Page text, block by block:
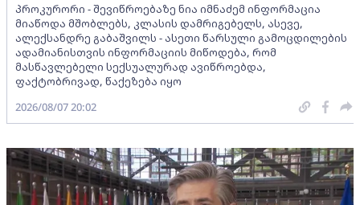
პროკურორი - შევიწროებაზე ნია იმნაძემ ინფორმაცია
მიაწოდა მშობლებს, კლასის დამრიგებელს, ასევე,
ალექსანდრე გაბაშვილს - ასეთი წარსული გამოცდილების
ადამიანისთვის ინფორმაციის მიწოდება, რომ
მასწავლებელი სექსუალურად ავიწროებდა,
ფაქტობრივად, წაქეზება იყო
2026/08/07 20:02